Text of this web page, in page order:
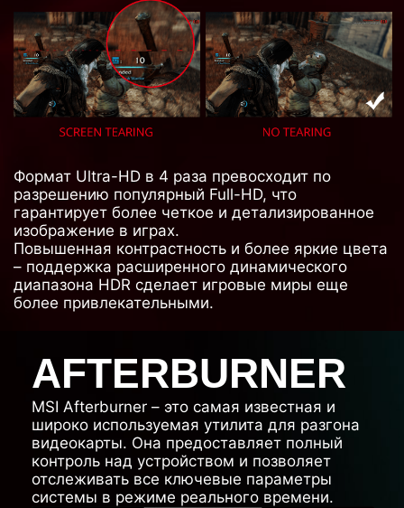
Формат Ultra-HD в 4 раза превосходит по
разрешению популярный Full-HD, что
гарантирует более четкое и детализированное
изображение в играх.
Повышенная контрастность и более яркие цвета
– поддержка расширенного динамического
диапазона HDR сделает игровые миры еще
более привлекательными.
AFTERBURNER
MSI Afterburner – это самая известная и
широко используемая утилита для разгона
видеокарты. Она предоставляет полный
контроль над устройством и позволяет
отслеживать все ключевые параметры
системы в режиме реального времени.